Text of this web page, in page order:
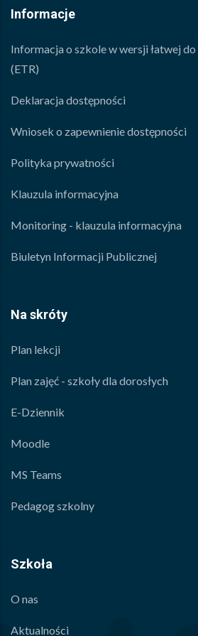
Informacje
Informacja o szkole w wersji łatwej
(ETR)
Deklaracja dostępności
Wniosek o zapewnienie dostępności
Polityka prywatności
Klauzula informacyjna
Monitoring - klauzula informacyjna
Biuletyn Informacji Publicznej
Na skróty
Plan lekcji
Plan zajęć - szkoły dla dorosłych
E-Dziennik
Moodle
MS Teams
Pedagog szkolny
Szkoła
O nas
Aktualności